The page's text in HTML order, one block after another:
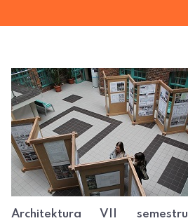
Architektura VII semestru